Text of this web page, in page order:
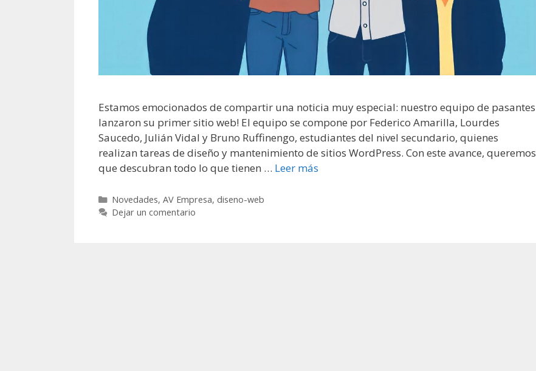
Estamos emocionados de compartir una noticia muy especial: nuestro equipo de pasantes
lanzaron su primer sitio web! El equipo se compone por Federico Amarilla, Lourdes
Saucedo, Julián Vidal y Bruno Ruffinengo, estudiantes del nivel secundario, quienes
realizan tareas de diseño y mantenimiento de sitios WordPress. Con este avance, queremos
que descubran todo lo que tienen … Leer más
Categorías
Novedades, AV Empresa, diseno-web
Dejar un comentario